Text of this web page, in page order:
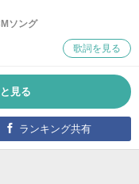
ソング
歌詞を見る
見る
ランキング共有